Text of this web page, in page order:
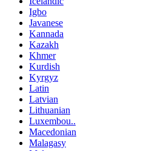
Igbo
Javanese
Kannada
Kazakh
Khmer
Kurdish
Kyrgyz
Latin
Latvian
Lithuanian
Luxembou..
Macedonian
Malagasy